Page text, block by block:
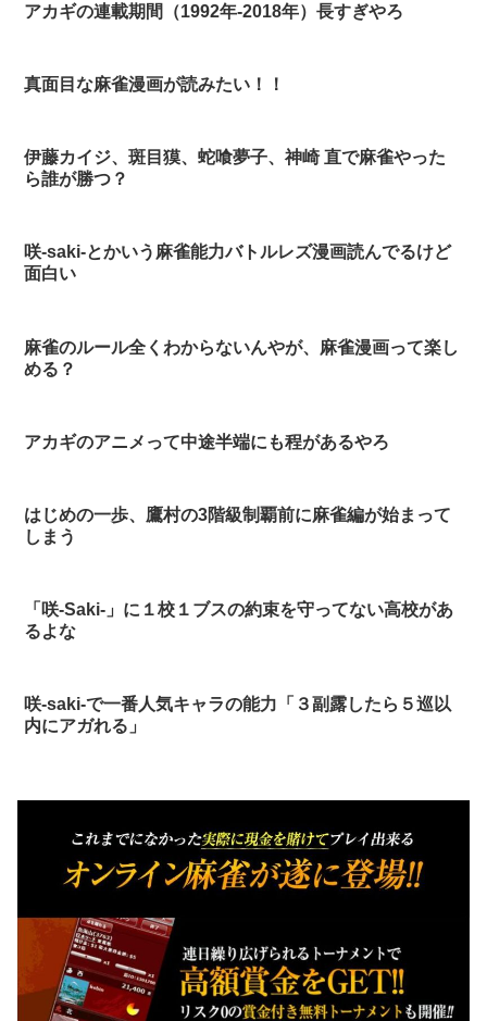
アカギの連載期間（1992年-2018年）長すぎやろ
真面目な麻雀漫画が読みたい！！
伊藤カイジ、斑目獏、蛇喰夢子、神崎 直で麻雀やった
ら誰が勝つ？
咲-saki-とかいう麻雀能力バトルレズ漫画読んでるけど
面白い
麻雀のルール全くわからないんやが、麻雀漫画って楽し
める？
アカギのアニメって中途半端にも程があるやろ
はじめの一歩、鷹村の3階級制覇前に麻雀編が始まって
しまう
「咲-Saki-」に１校１ブスの約束を守ってない高校があ
るよな
咲-saki-で一番人気キャラの能力「３副露したら５巡以
内にアガれる」